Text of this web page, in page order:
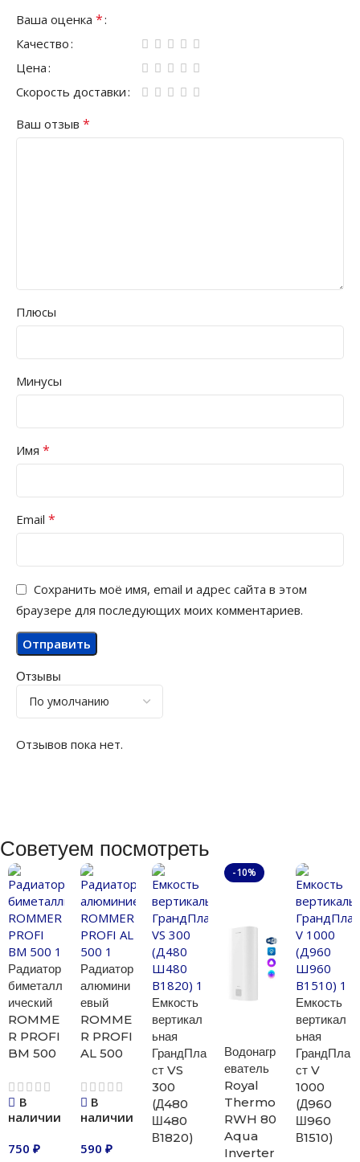
Отзывы
Отзывов пока нет.
Ваша оценка *
Качество
Цена
Скорость доставки
Ваш отзыв *
Плюсы
Минусы
Имя *
Email *
Сохранить моё имя, email и адрес сайта в этом
браузере для последующих моих комментариев.
Советуем посмотреть
Радиатор
биметалл
ический
ROMME
R PROFI
BM 500
В
наличии
750 ₽
Радиатор
алюмини
евый
ROMME
R PROFI
AL 500
В
наличии
590 ₽
Емкость
вертикал
ьная
ГрандПла
ст VS
300
(Д480
Ш480
В1820)
-10%
Водонагр
еватель
Royal
Thermo
RWH 80
Aqua
Inverter
Емкость
вертикал
ьная
ГрандПла
ст V
1000
(Д960
Ш960
В1510)